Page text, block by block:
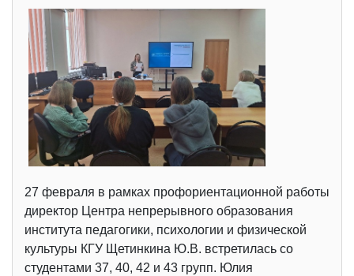
27 февраля в рамках профориентационной работы
директор Центра непрерывного образования
института педагогики, психологии и физической
культуры КГУ Щетинкина Ю.В. встретилась со
студентами 37, 40, 42 и 43 групп. Юлия